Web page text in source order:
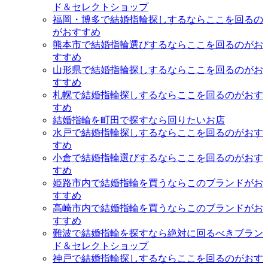
ド＆セレクトショップ
福岡・博多で結婚指輪探しするならここを回るの
がおすすめ
熊本市で結婚指輪選びするならここを回るのがお
すすめ
山形県で結婚指輪探しするならここを回るのがお
すすめ
札幌で結婚指輪探しするならここを回るのがおす
すめ
結婚指輪を町田で探すなら回りたいお店
水戸で結婚指輪探しするならここを回るのがおす
すめ
小倉で結婚指輪選びするならここを回るのがおす
すめ
姫路市内で結婚指輪を買うならこのブランドがお
すすめ
高崎市内で結婚指輪を買うならこのブランドがお
すすめ
難波で結婚指輪を探すなら絶対に回るべきブラン
ド＆セレクトショップ
神戸で結婚指輪探しするならここを回るのがおす